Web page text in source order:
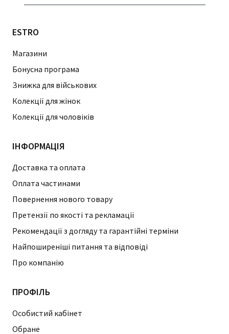
ESTRO
Магазини
Бонусна програма
Знижка для військових
Колекції для жінок
Колекції для чоловіків
ІНФОРМАЦІЯ
Доставка та оплата
Оплата частинами
Повернення нового товару
Претензії по якості та рекламації
Рекомендації з догляду та гарантійні терміни
Найпоширеніші питання та відповіді
Про компанію
ПРОФІЛЬ
Особистий кабінет
Обране